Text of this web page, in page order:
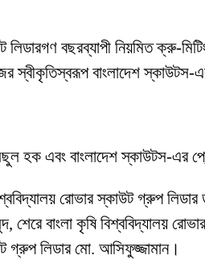
বছরব্যাপী নিয়মিত ক্রু-
স্বীকৃতিস্বরূপ বাংলাদেশ
হক এবং বাংলাদেশ স্কাউটস-এর
রোভার স্কাউট গ্রুপ
শেরে বাংলা কৃষি বিশ্ববিদ্যালয়
গ্রুপ লিডার মো. আসিফুজ্জামান।